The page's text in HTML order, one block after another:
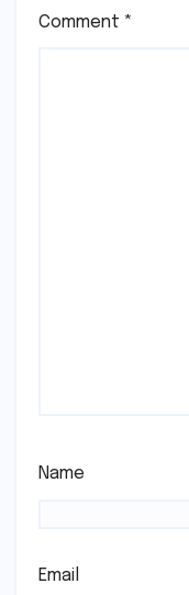
Comment *
Name
Email